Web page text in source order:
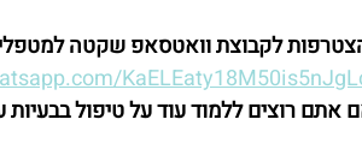
לקבוצת וואטסאפ שקטה
אתם רוצים ללמוד עוד על טיפול